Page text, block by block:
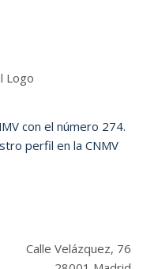
con el número 274.
perfil en la CNMV
Calle Velázquez, 76